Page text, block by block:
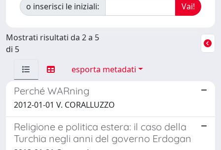
o inserisci le iniziali:
Mostrati risultati da 2 a 5
di 5
esporta metadati
Perché WARning
2012-01-01 V. CORALLUZZO
Religione e politica estera: il caso della
Turchia negli anni del governo Erdogan